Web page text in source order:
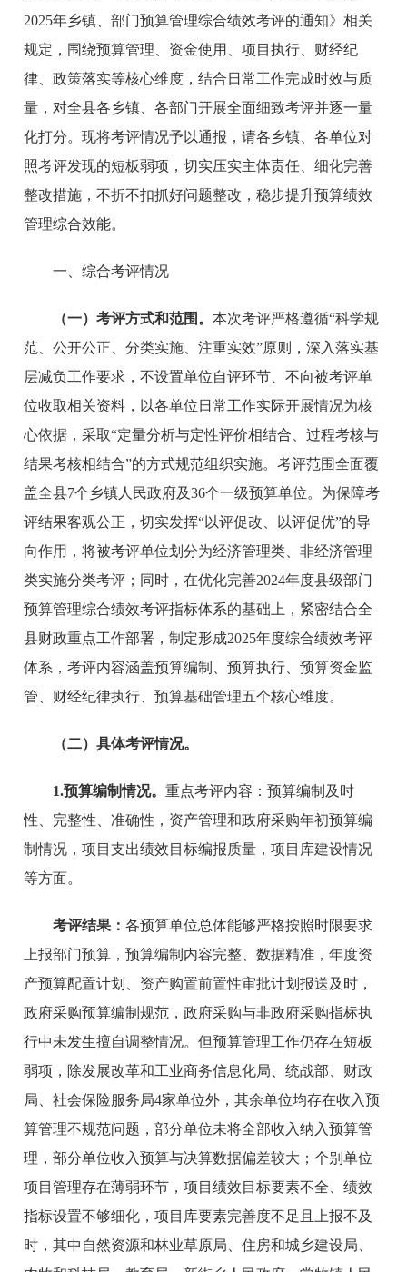
2025年乡镇、部门预算管理综合绩效考评的通知》相关
规定，围绕预算管理、资金使用、项目执行、财经纪
律、政策落实等核心维度，结合日常工作完成时效与质
量，对全县各乡镇、各部门开展全面细致考评并逐一量
化打分。现将考评情况予以通报，请各乡镇、各单位对
照考评发现的短板弱项，切实压实主体责任、细化完善
整改措施，不折不扣抓好问题整改，稳步提升预算绩效
管理综合效能。
一、综合考评情况
（一）考评方式和范围。本次考评严格遵循“科学规
范、公开公正、分类实施、注重实效”原则，深入落实基
层减负工作要求，不设置单位自评环节、不向被考评单
位收取相关资料，以各单位日常工作实际开展情况为核
心依据，采取“定量分析与定性评价相结合、过程考核与
结果考核相结合”的方式规范组织实施。考评范围全面覆
盖全县7个乡镇人民政府及36个一级预算单位。为保障考
评结果客观公正，切实发挥“以评促改、以评促优”的导
向作用，将被考评单位划分为经济管理类、非经济管理
类实施分类考评；同时，在优化完善2024年度县级部门
预算管理综合绩效考评指标体系的基础上，紧密结合全
县财政重点工作部署，制定形成2025年度综合绩效考评
体系，考评内容涵盖预算编制、预算执行、预算资金监
管、财经纪律执行、预算基础管理五个核心维度。
（二）具体考评情况。
1.预算编制情况。重点考评内容：预算编制及时
性、完整性、准确性，资产管理和政府采购年初预算编
制情况，项目支出绩效目标编报质量，项目库建设情况
等方面。
考评结果：各预算单位总体能够严格按照时限要求
上报部门预算，预算编制内容完整、数据精准，年度资
产预算配置计划、资产购置前置性审批计划报送及时，
政府采购预算编制规范，政府采购与非政府采购指标执
行中未发生擅自调整情况。但预算管理工作仍存在短板
弱项，除发展改革和工业商务信息化局、统战部、财政
局、社会保险服务局4家单位外，其余单位均存在收入预
算管理不规范问题，部分单位未将全部收入纳入预算管
理，部分单位收入预算与决算数据偏差较大；个别单位
项目管理存在薄弱环节，项目绩效目标要素不全、绩效
指标设置不够细化，项目库要素完善度不足且上报不及
时，其中自然资源和林业草原局、住房和城乡建设局、